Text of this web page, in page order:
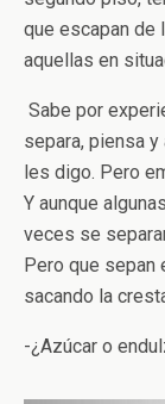
que escapan de
aquellas en
Sabe por
separa, piensa
les digo. Pero
Y aunque
veces se
Pero que
sacando la
-¿Azúcar o